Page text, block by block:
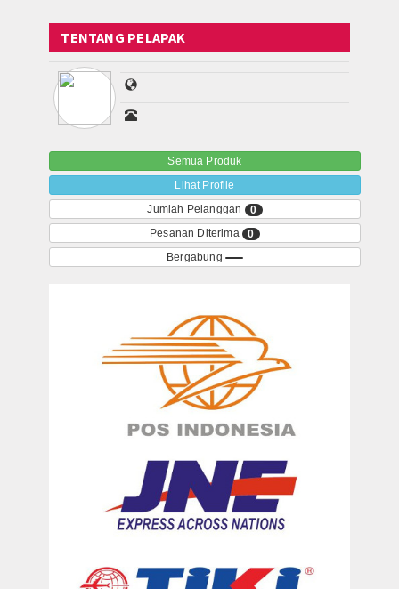
TENTANG PELAPAK
Semua Produk
Lihat Profile
Jumlah Pelanggan
0
Pesanan Diterima 0
Bergabung